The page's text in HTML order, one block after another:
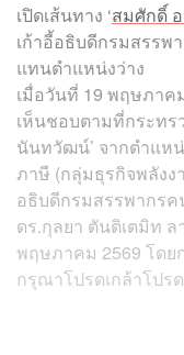
เปิดเส้นทาง ‘สมศักดิ์
เก้าอี้อธิบดีกรมสรรพ
แทนตำแหน่งว่าง
เมื่อวันที่ 19 พฤษภา
เห็นชอบตามที่กระทร
นันทวัฒน์’ จากตำแห
ภาษี (กลุ่มธุรกิจพลังง
อธิบดีกรมสรรพากร
ดร.กุลยา ตันติเตมิท
พฤษภาคม 2569 โดย
กรุณาโปรดเกล้าโปร